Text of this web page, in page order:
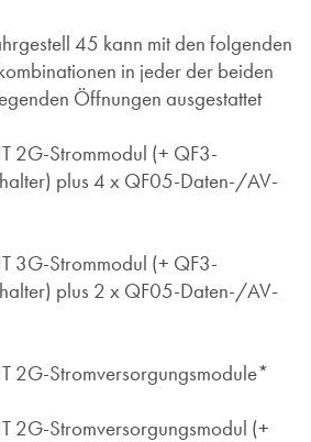
45 kann mit den folgenden
in jeder der beiden
Öffnungen ausgestattet
2G-Strommodul (+ QF3-
plus 4 x QF05-Daten-/AV-
3G-Strommodul (+ QF3-
plus 2 x QF05-Daten-/AV-
2G-Stromversorgungsmodule*
2G-Stromversorgungsmodul (+